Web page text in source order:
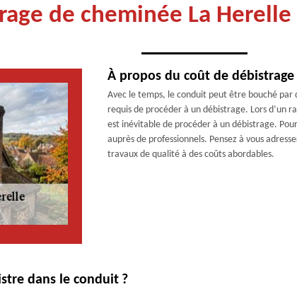
de cheminée La
À propos du coût de débistrage
Avec le temps, le conduit peut être bouché
requis de procéder à un débistrage. Lors d’un
est inévitable de procéder à un débistrage.
auprès de professionnels. Pensez à vous
travaux de qualité à des coûts abordables.
dans le conduit ?